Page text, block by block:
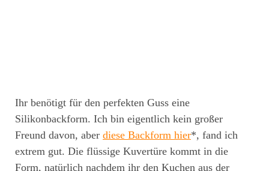
Ihr benötigt für den perfekten Guss eine
Silikonbackform. Ich bin eigentlich kein großer
Freund davon, aber diese Backform hier*, fand ich
extrem gut. Die flüssige Kuvertüre kommt in die
Form, natürlich nachdem ihr den Kuchen aus der